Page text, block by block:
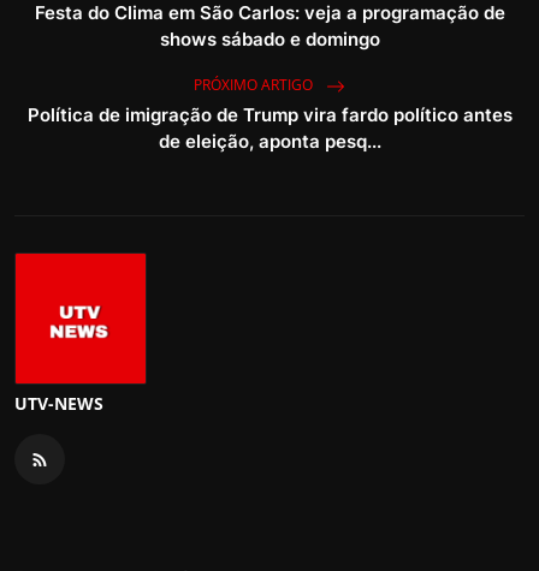
Festa do Clima em São Carlos: veja a programação de
shows sábado e domingo
PRÓXIMO ARTIGO
Política de imigração de Trump vira fardo político antes
de eleição, aponta pesq...
UTV-NEWS